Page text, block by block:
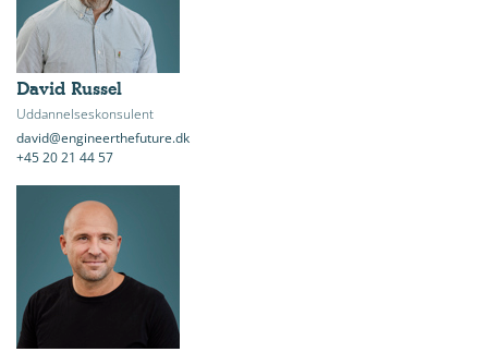
David Russel
Uddannelseskonsulent
david@engineerthefuture.dk
+45 20 21 44 57